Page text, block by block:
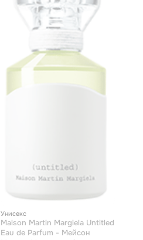
Унисекс
Maison Martin Margiela Untitled
Eau de Parfum - Мейсон